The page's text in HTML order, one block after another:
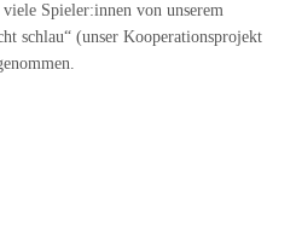
Spieler:innen von unserem
schlau“ (unser Kooperationsprojekt